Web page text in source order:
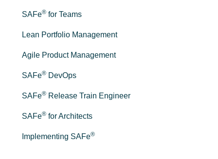
SAFe® for Teams
Lean Portfolio Management
Agile Product Management
SAFe® DevOps
SAFe® Release Train Engineer
SAFe® for Architects
Implementing SAFe®